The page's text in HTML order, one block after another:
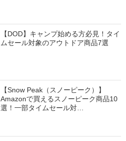
【DOD】キャンプ始める方必見！タイ
ムセール対象のアウトドア商品7選
【Snow Peak（スノーピーク）】
Amazonで買えるスノーピーク商品10
選！一部タイムセール対…